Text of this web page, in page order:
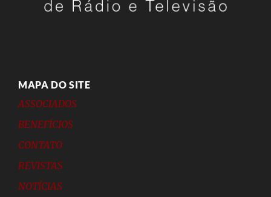
MAPA DO SITE
ASSOCIADOS
BENEFÍCIOS
CONTATO
REVISTAS
NOTÍCIAS